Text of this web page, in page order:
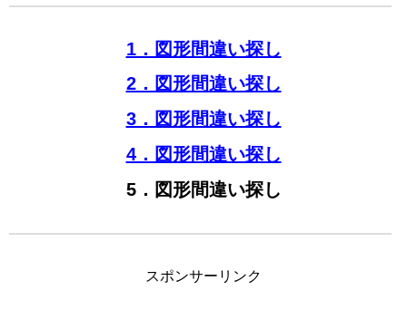
1．図形間違い探し
2．図形間違い探し
3．図形間違い探し
4．図形間違い探し
5．図形間違い探し
スポンサーリンク